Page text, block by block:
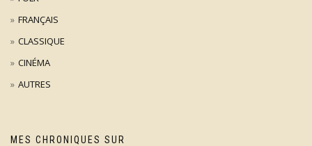
FRANÇAIS
CLASSIQUE
CINÉMA
AUTRES
MES CHRONIQUES SUR